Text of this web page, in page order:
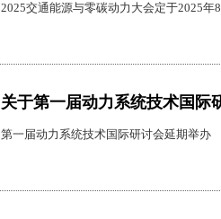
2025交通能源与零碳动力大会定于2025年
关于第一届动力系统技术国际
第一届动力系统技术国际研讨会延期举办